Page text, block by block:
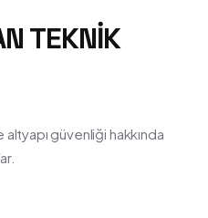
TEKNIK
altyapı güvenliği hakkında